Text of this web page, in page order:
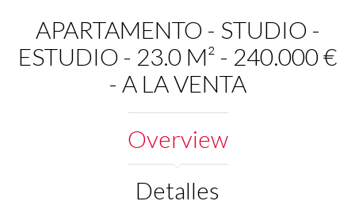
APARTAMENTO - STUDIO -
ESTUDIO - 23.0 M² - 240.000 €
- A LA VENTA
Overview
Detalles